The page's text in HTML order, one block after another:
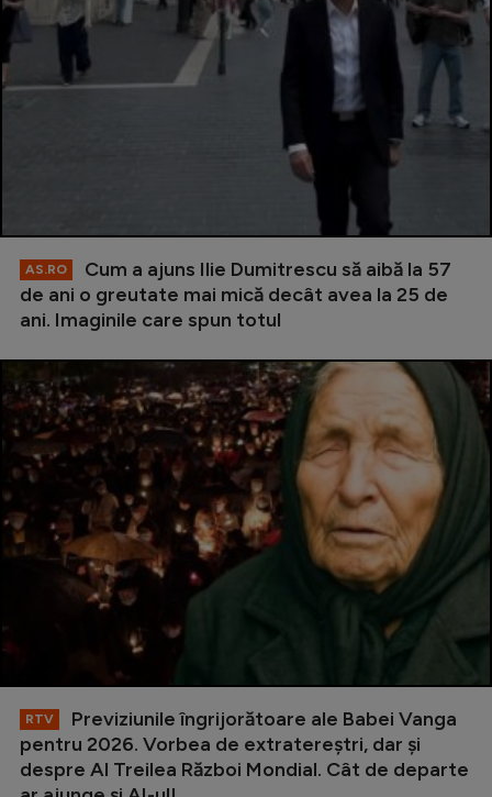
AS.RO
Cum a ajuns Ilie Dumitrescu să aibă la 57
de ani o greutate mai mică decât avea la 25 de
ani. Imaginile care spun totul
RTV
Previziunile îngrijorătoare ale Babei Vanga
pentru 2026. Vorbea de extratereștri, dar și
despre Al Treilea Război Mondial. Cât de departe